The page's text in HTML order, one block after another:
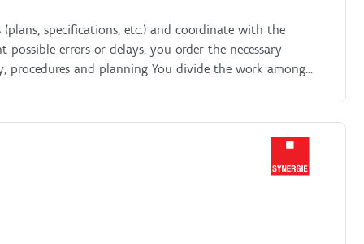
specifications, etc.) and coordinate with the
errors or delays, you order the necessary
and planning You divide the work among
You adjust the route of the installation in case
the necessary information so that plans are
on the site You register the work carried out and
project manager, you look for solutions in case of
site manager/project manager of the main contractor